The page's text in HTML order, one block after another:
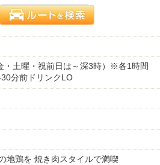
・土曜・祝前日は～深3時）※各1時間
分前ドリンクLO
地鶏を 焼き肉スタイルで満喫